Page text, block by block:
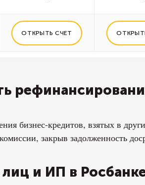
ОТКРЫТЬ СЧЕТ
бизнес-кредитов, взятых в
закрыв задолженность
и ИП в